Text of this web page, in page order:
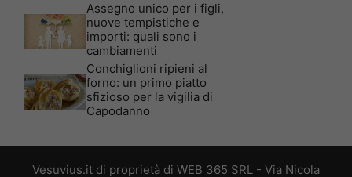
Assegno unico per i figli,
nuove tempistiche e
importi: quali sono i
cambiamenti
Conchiglioni ripieni al
forno: un primo piatto
sfizioso per la vigilia di
Capodanno
Vesuvius.it di proprietà di WEB 365 SRL - Via Nicola